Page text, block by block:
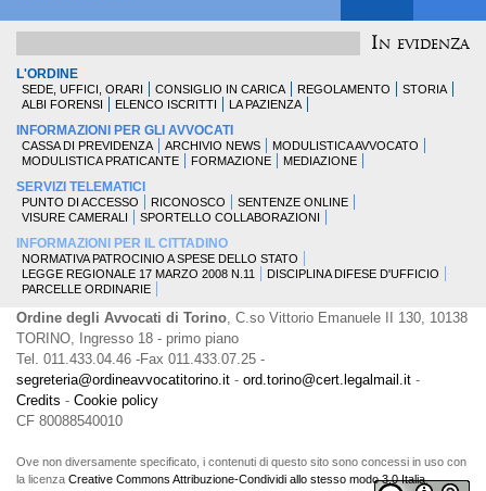
In evidenza
L'ORDINE
SEDE, UFFICI, ORARI CONSIGLIO IN CARICA REGOLAMENTO
STORIA
ALBI FORENSI
ELENCO ISCRITTI LA PAZIENZA
INFORMAZIONI PER GLI AVVOCATI
CASSA DI PREVIDENZA ARCHIVIO NEWS
MODULISTICA AVVOCATO
MODULISTICA PRATICANTE
FORMAZIONE MEDIAZIONE
SERVIZI TELEMATICI
PUNTO DI ACCESSO RICONOSCO
SENTENZE ONLINE
VISURE CAMERALI
SPORTELLO COLLABORAZIONI
INFORMAZIONI PER IL CITTADINO
NORMATIVA PATROCINIO A SPESE DELLO STATO
LEGGE REGIONALE 17 MARZO 2008 N.11
DISCIPLINA DIFESE D'UFFICIO
PARCELLE ORDINARIE
Ordine degli Avvocati di Torino, C.so Vittorio Emanuele II 130, 10138
TORINO, Ingresso 18 - primo piano
Tel. 011.433.04.46 -Fax 011.433.07.25 -
segreteria@ordineavvocatitorino.it - ord.torino@cert.legalmail.it -
Credits - Cookie policy
CF 80088540010
Ove non diversamente specificato, i contenuti di questo sito sono concessi in uso con
la licenza Creative Commons Attribuzione-Condividi allo stesso modo 3.0 Italia.